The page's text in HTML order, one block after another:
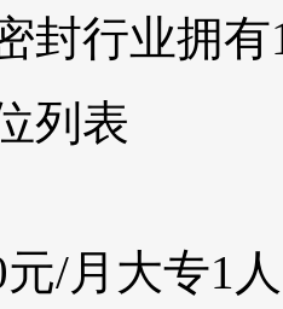
封行业拥
列表
/月 大专1人